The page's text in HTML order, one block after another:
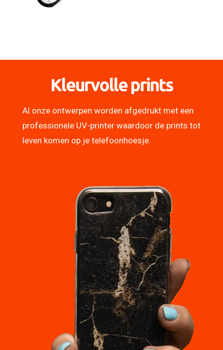
Kleurvolle prints
Al onze ontwerpen worden afgedrukt met een
professionele UV-printer waardoor de prints tot
leven komen op je telefoonhoesje.